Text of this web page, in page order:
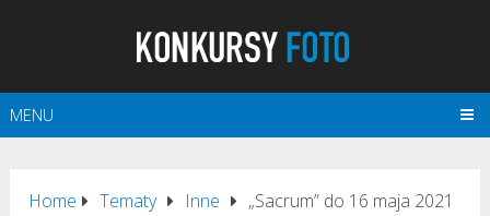
MENU
Home Tematy Inne „Sacrum” do 16 maja 2021